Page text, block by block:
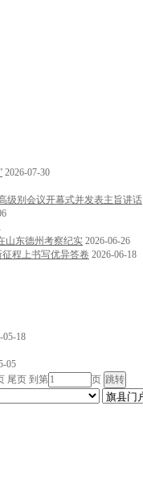
2026-07-30
级别会议开幕式并发表主旨讲话
山东德州考察纪实 2026-06-26
程上书写优异答卷 2026-06-18
05-18
05
尾页 到第
页